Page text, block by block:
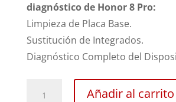
diagnóstico de Honor 8 Pro:
Limpieza de Placa Base.
Sustitución de Integrados.
Diagnóstico Completo del
Añadir al carrito